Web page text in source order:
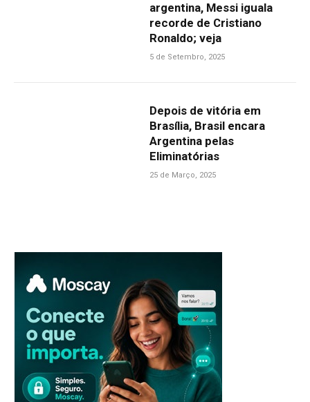
argentina, Messi iguala
recorde de Cristiano
Ronaldo; veja
5 de Setembro, 2025
Depois de vitória em
Brasília, Brasil encara
Argentina pelas
Eliminatórias
25 de Março, 2025